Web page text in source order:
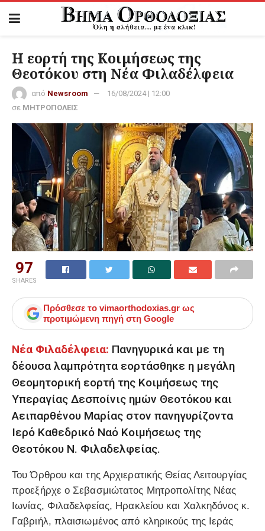
Η εορτή της Κοιμήσεως της
Θεοτόκου στη Νέα Φιλαδέλφεια
από Newsroom
16/08/2024 | 12:00
σε ΜΗΤΡΟΠΟΛΕΙΣ
97
SHARES
Πρόσθεσε το vimaorthodoxias.gr ως
προτιμώμενη πηγή στη Google
Νέα Φιλαδέλφεια: Πανηγυρικά και με τη
δέουσα λαμπρότητα εορτάσθηκε η μεγάλη
Θεομητορική εορτή της Κοιμήσεως της
Υπεραγίας Δεσποίνις ημών Θεοτόκου και
Αειπαρθένου Μαρίας στον πανηγυρίζοντα
Ιερό Καθεδρικό Ναό Κοιμήσεως της
Θεοτόκου Ν. Φιλαδελφείας.
Του Όρθρου και της Αρχιερατικής Θείας Λειτουργίας
προεξήρχε ο Σεβασμιώτατος Μητροπολίτης Νέας
Ιωνίας, Φιλαδελφείας, Ηρακλείου και Χαλκηδόνος κ.
Γαβριήλ, πλαισιωμένος από κληρικούς της Ιεράς